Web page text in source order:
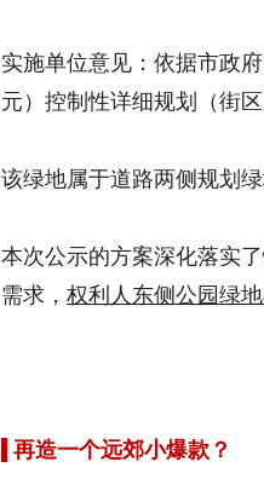
实施单位意见：依据市政
元）控制性详细规划（街
该绿地属于道路两侧规划
本次公示的方案深化落实
需求， 权利人东侧公园绿
再造一个远郊小爆款？